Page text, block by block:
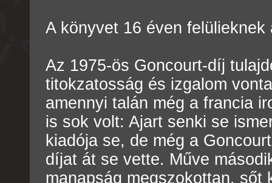
A könyvet 16 éven felülieknek
Az 1975-ös Goncourt-díj
titokzatosság és izgalom
amennyi talán még a francia
is sok volt: Ajart senki se
kiadója se, de még a
díjat át se vette. Műve
manapság megszokottan, sőt